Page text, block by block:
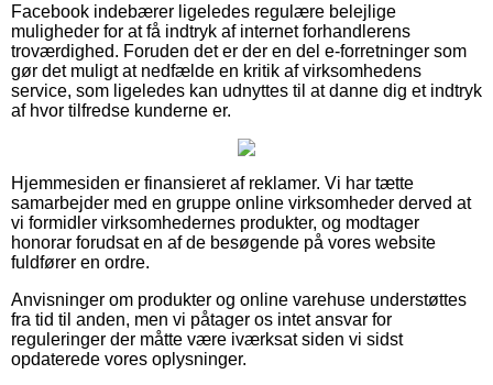
Facebook indebærer ligeledes regulære belejlige
muligheder for at få indtryk af internet forhandlerens
troværdighed. Foruden det er der en del e-forretninger som
gør det muligt at nedfælde en kritik af virksomhedens
service, som ligeledes kan udnyttes til at danne dig et indtryk
af hvor tilfredse kunderne er.
Hjemmesiden er finansieret af reklamer. Vi har tætte
samarbejder med en gruppe online virksomheder derved at
vi formidler virksomhedernes produkter, og modtager
honorar forudsat en af de besøgende på vores website
fuldfører en ordre.
Anvisninger om produkter og online varehuse understøttes
fra tid til anden, men vi påtager os intet ansvar for
reguleringer der måtte være iværksat siden vi sidst
opdaterede vores oplysninger.